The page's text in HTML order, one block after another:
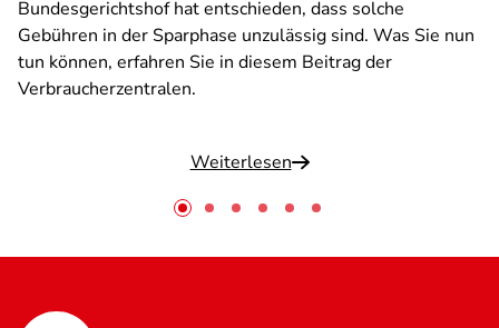
Bundesgerichtshof hat entschieden, dass solche
Gebühren in der Sparphase unzulässig sind. Was Sie nun
tun können, erfahren Sie in diesem Beitrag der
Verbraucherzentralen.
Weiterlesen